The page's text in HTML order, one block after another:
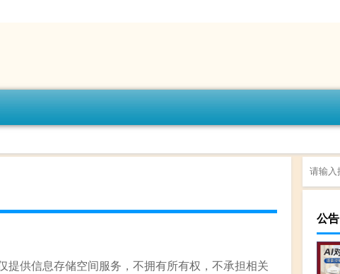
供信息存储空间服务，不拥有所有权，不承担相关
公告